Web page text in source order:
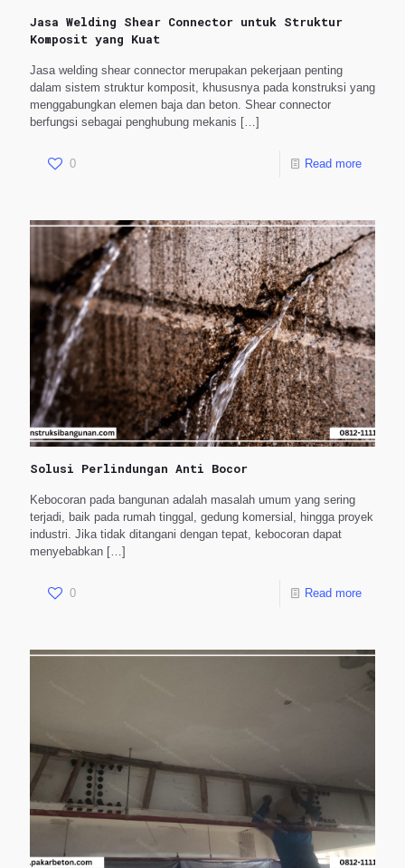
Jasa Welding Shear Connector untuk Struktur
Komposit yang Kuat
Jasa welding shear connector merupakan pekerjaan penting
dalam sistem struktur komposit, khususnya pada konstruksi yang
menggabungkan elemen baja dan beton. Shear connector
berfungsi sebagai penghubung mekanis […]
0 Read more
Solusi Perlindungan Anti Bocor
Kebocoran pada bangunan adalah masalah umum yang sering
terjadi, baik pada rumah tinggal, gedung komersial, hingga proyek
industri. Jika tidak ditangani dengan tepat, kebocoran dapat
menyebabkan […]
0 Read more